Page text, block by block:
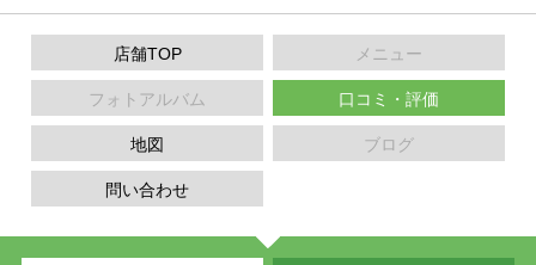
店舗TOP メニュー
フォトアルバム 口コミ・評価
地図 ブログ
問い合わせ